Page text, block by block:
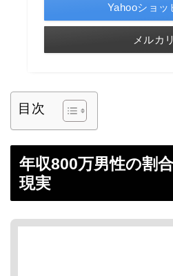
Yahooショッ
メルカリ
目次
年収800万男性の割
現実